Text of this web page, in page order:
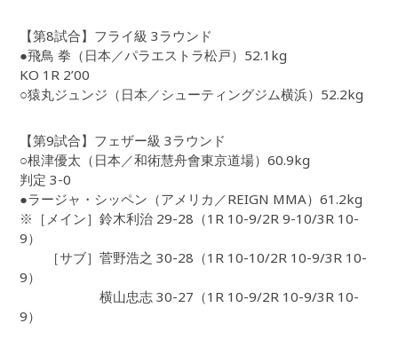
【第8試合】フライ級 3ラウンド
●飛鳥 拳（日本／パラエストラ松戸）52.1kg
KO 1R 2’00
○猿丸ジュンジ（日本／シューティングジム横浜）52.2kg
【第9試合】フェザー級 3ラウンド
○根津優太（日本／和術慧舟會東京道場）60.9kg
判定 3-0
●ラージャ・シッペン（アメリカ／REIGN MMA）61.2kg
※［メイン］鈴木利治 29-28（1R 10-9/2R 9-10/3R 10-
9）
［サブ］菅野浩之 30-28（1R 10-10/2R 10-9/3R 10-
9）
横山忠志 30-27（1R 10-9/2R 10-9/3R 10-
9）